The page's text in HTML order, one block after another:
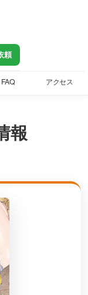
頼
FAQ アクセス
報